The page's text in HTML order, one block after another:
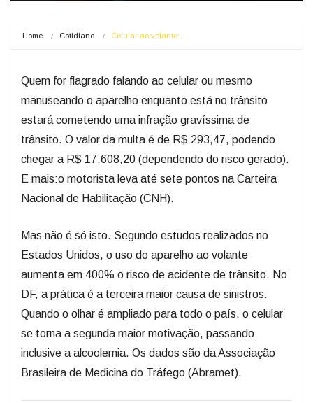
Home Cotidiano Celular ao volante:…
Quem for flagrado falando ao celular ou mesmo
manuseando o aparelho enquanto está no trânsito
estará cometendo uma infração gravíssima de
trânsito. O valor da multa é de R$ 293,47, podendo
chegar a R$ 17.608,20 (dependendo do risco gerado).
E mais:o motorista leva até sete pontos na Carteira
Nacional de Habilitação (CNH).
Mas não é só isto. Segundo estudos realizados no
Estados Unidos, o uso do aparelho ao volante
aumenta em 400% o risco de acidente de trânsito. No
DF, a prática é a terceira maior causa de sinistros.
Quando o olhar é ampliado para todo o país, o celular
se torna a segunda maior motivação, passando
inclusive a alcoolemia. Os dados são da Associação
Brasileira de Medicina do Tráfego (Abramet).